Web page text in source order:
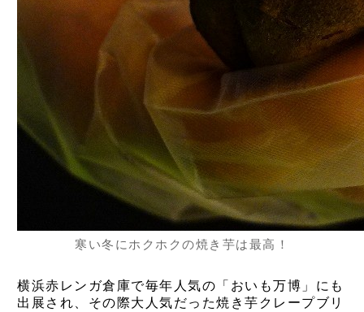
寒い冬にホクホクの焼き芋は最高！
横浜赤レンガ倉庫で毎年人気の「おいも万博」にも
出展され、その際大人気だった焼き芋クレープブリ